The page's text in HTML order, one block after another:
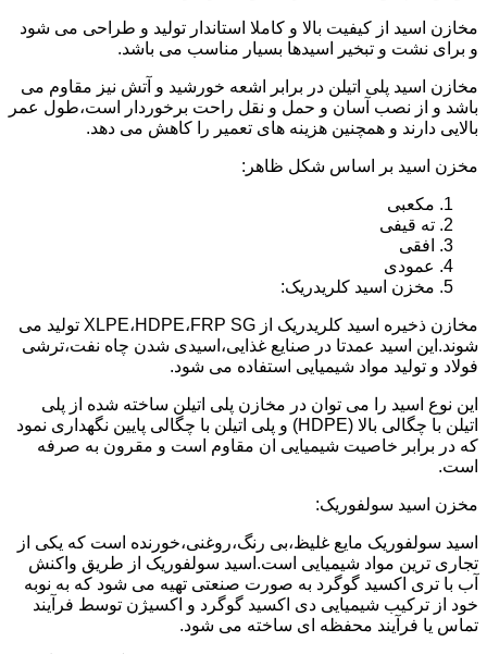
مخازن اسید از کیفیت بالا و کاملا استاندار تولید و طراحی می شود
و برای نشت و تبخیر اسیدها بسیار مناسب می باشد.
مخازن اسید پلی اتیلن در برابر اشعه خورشید و آتش نیز مقاوم می
باشد و از نصب آسان و حمل و نقل راحت برخوردار است،طول عمر
بالایی دارند و همچنین هزینه های تعمیر را کاهش می دهد.
مخزن اسید بر اساس شکل ظاهر:
مکعبی
ته قیفی
افقی
عمودی
مخزن اسید کلریدریک:
مخازن ذخیره اسید کلریدریک از XLPE،HDPE،FRP SG تولید می
شوند.این اسید عمدتا در صنایع غذایی،اسیدی شدن چاه نفت،ترشی
فولاد و تولید مواد شیمیایی استفاده می شود.
این نوع اسید را می توان در مخازن پلی اتیلن ساخته شده از پلی
اتیلن با چگالی بالا (HDPE) و پلی اتیلن با چگالی پایین نگهداری نمود
که در برابر خاصیت شیمیایی ان مقاوم است و مقرون به صرفه
است.
مخزن اسید سولفوریک:
اسید سولفوریک مایع غلیظ،بی رنگ،روغنی،خورنده است که یکی از
تجاری ترین مواد شیمیایی است.اسید سولفوریک از طریق واکنش
آب با تری اکسید گوگرد به صورت صنعتی تهیه می شود که به نوبه
خود از ترکیب شیمیایی دی اکسید گوگرد و اکسیژن توسط فرآیند
تماس یا فرآیند محفظه ای ساخته می شود.